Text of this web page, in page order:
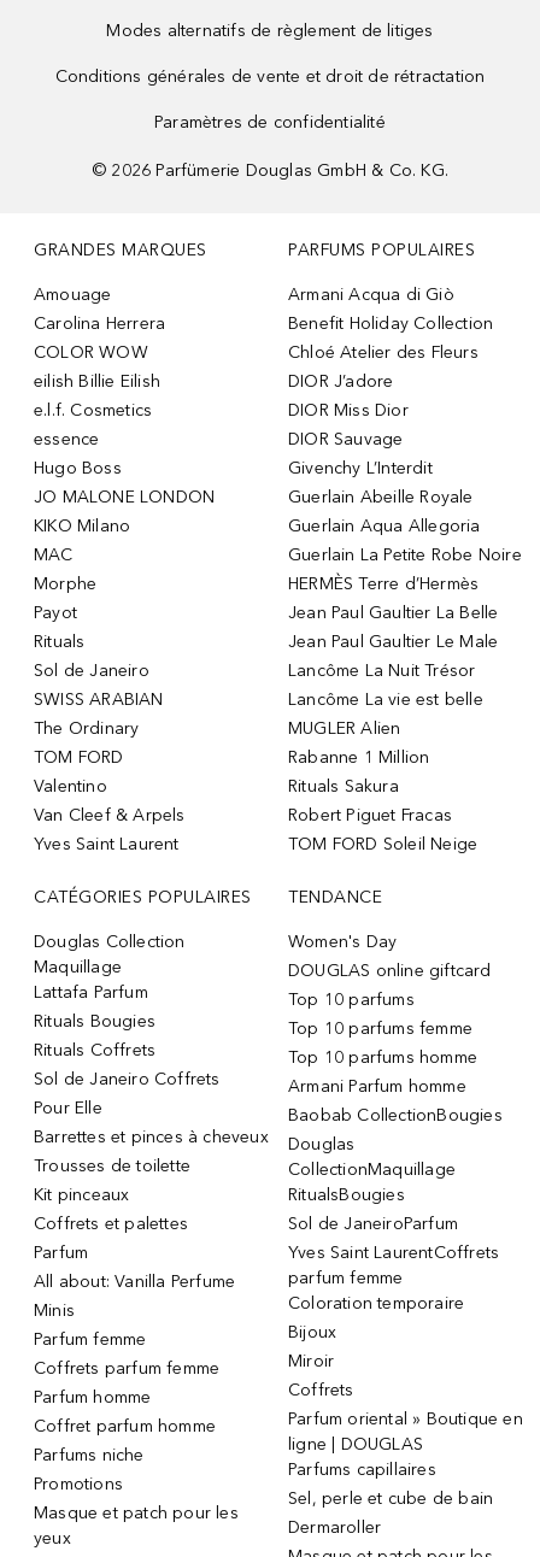
Modes alternatifs de règlement de litiges
Conditions générales de vente et droit de rétractation
Paramètres de confidentialité
© 2026 Parfümerie Douglas GmbH & Co. KG.
GRANDES MARQUES
Amouage
Carolina Herrera
COLOR WOW
eilish Billie Eilish
e.l.f. Cosmetics
essence
Hugo Boss
JO MALONE LONDON
KIKO Milano
MAC
Morphe
Payot
Rituals
Sol de Janeiro
SWISS ARABIAN
The Ordinary
TOM FORD
Valentino
Van Cleef & Arpels
Yves Saint Laurent
PARFUMS POPULAIRES
Armani Acqua di Giò
Benefit Holiday Collection
Chloé Atelier des Fleurs
DIOR J’adore
DIOR Miss Dior
DIOR Sauvage
Givenchy L’Interdit
Guerlain Abeille Royale
Guerlain Aqua Allegoria
Guerlain La Petite Robe Noire
HERMÈS Terre d’Hermès
Jean Paul Gaultier La Belle
Jean Paul Gaultier Le Male
Lancôme La Nuit Trésor
Lancôme La vie est belle
MUGLER Alien
Rabanne 1 Million
Rituals Sakura
Robert Piguet Fracas
TOM FORD Soleil Neige
CATÉGORIES POPULAIRES
Douglas Collection
Maquillage
Lattafa Parfum
Rituals Bougies
Rituals Coffrets
Sol de Janeiro Coffrets
Pour Elle
Barrettes et pinces à cheveux
Trousses de toilette
Kit pinceaux
Coffrets et palettes
Parfum
All about: Vanilla Perfume
Minis
Parfum femme
Coffrets parfum femme
Parfum homme
Coffret parfum homme
Parfums niche
Promotions
Masque et patch pour les
yeux
TENDANCE
Women's Day
DOUGLAS online giftcard
Top 10 parfums
Top 10 parfums femme
Top 10 parfums homme
Armani Parfum homme
Baobab CollectionBougies
Douglas
CollectionMaquillage
RitualsBougies
Sol de JaneiroParfum
Yves Saint LaurentCoffrets
parfum femme
Coloration temporaire
Bijoux
Miroir
Coffrets
Parfum oriental » Boutique en
ligne | DOUGLAS
Parfums capillaires
Sel, perle et cube de bain
Dermaroller